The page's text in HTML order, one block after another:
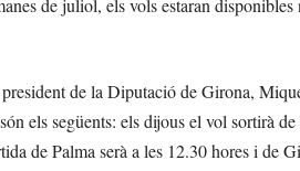
de la Diputació de Girona,
els següents: els dijous el vol sortirà
de Palma serà a les 12.30 hores i de